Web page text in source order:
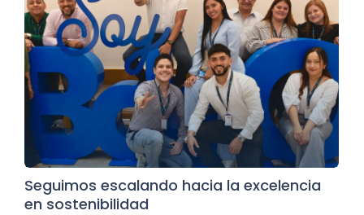
Seguimos escalando hacia la excelencia
en sostenibilidad